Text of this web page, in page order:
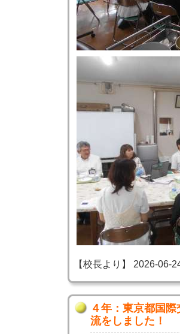
【校長より】 2026-06-
４年：東京都国
流をしました！